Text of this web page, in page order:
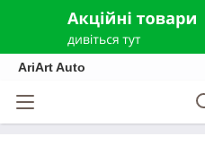
AriArt Auto